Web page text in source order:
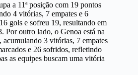
a 11ª posição com 19 pontos
4 vitórias, 7 empates e 6
gols e sofreu 19, resultando em
Por outro lado, o Genoa está na
acumulando 3 vitórias, 7 empates
e 26 sofridos, refletindo
as equipes buscam uma vitória